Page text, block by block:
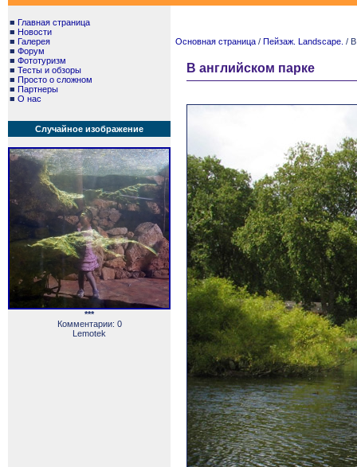
■ Главная страница
■ Новости
■ Галерея
■ Форум
■ Фототуризм
■ Тесты и обзоры
■ Просто о сложном
■ Партнеры
■ О нас
Случайное изображение
***
Комментарии: 0
Lemotek
Основная страница / Пейзаж. Landscape. / В
В английском парке